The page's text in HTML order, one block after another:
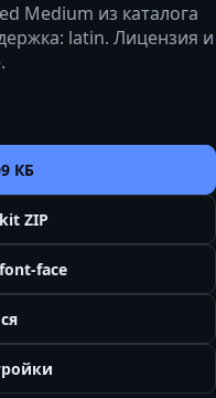
Medium из каталога
latin. Лицензия и
КБ
ZIP
face